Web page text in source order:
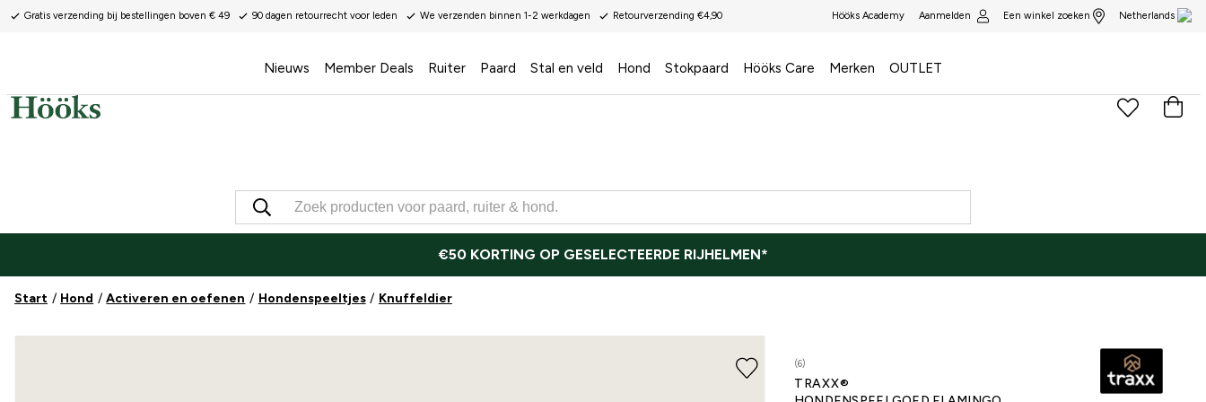
Gratis verzending bij bestellingen boven € 49 90 dagen retourrecht voor leden We verzenden binnen 1-2 werkdagen Retourverzending €4,90 Hööks Academy Aanmelden Een winkel zoeken Netherlands
Nieuws Member Deals Ruiter Paard Stal en veld Hond Stokpaard Hööks Care Merken OUTLET
€50 KORTING OP GESELECTEERDE RIJHELMEN*
Start Hond Activeren en oefenen Hondenspeeltjes Knuffeldier
(6)
TRAXX®